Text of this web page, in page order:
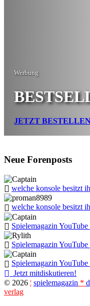
Werbung
JETZT
Neue Forenposts
welche konsole besitzt
welche konsole besitzt
Spielemagazin YouTube
Spielemagazin YouTube
Spielemagazin YouTube
Jetzt mitdiskutieren!
© 2026 ¦ spielemagazin *
verlag